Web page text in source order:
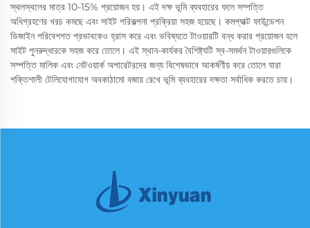
স্থলস্থলের মাত্র 10-15% প্রয়োজন হয়। এই দক্ষ ভূমি ব্যবহারের ফলে সম্পত্তি
অধিগ্রহণের খরচ কমছে এবং সাইট পরিকল্পনা প্রক্রিয়া সহজ হয়েছে। কমপ্যাক্ট ফাউন্ডেশন
ডিজাইন পরিবেশগত প্রভাবকেও হ্রাস করে এবং ভবিষ্যতে টাওয়ারটি বন্ধ করার প্রয়োজন হলে
সাইট পুনরুদ্ধারকে সহজ করে তোলে। এই স্থান-কার্যকর বৈশিষ্ট্যটি স্ব-সমর্থন টাওয়ারগুলিকে
সম্পত্তি মালিক এবং নেটওয়ার্ক অপারেটরদের জন্য বিশেষভাবে আকর্ষণীয় করে তোলে যারা
শক্তিশালী টেলিযোগাযোগ অবকাঠামো বজায় রেখে ভূমি ব্যবহারের দক্ষতা সর্বাধিক করতে চায়।